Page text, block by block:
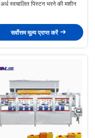
अर्ध स्वचालित पिस्टन भरने की मशीन
सर्वोत्तम मूल्य प्राप्त करें